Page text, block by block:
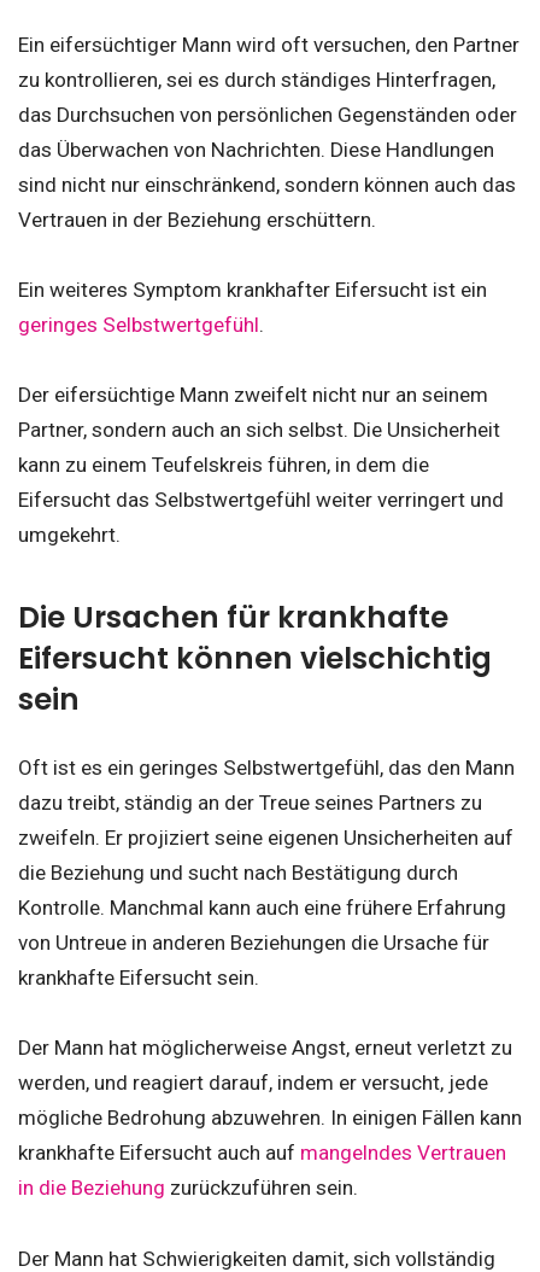
Ein eifersüchtiger Mann wird oft versuchen, den Partner
zu kontrollieren, sei es durch ständiges Hinterfragen,
das Durchsuchen von persönlichen Gegenständen oder
das Überwachen von Nachrichten. Diese Handlungen
sind nicht nur einschränkend, sondern können auch das
Vertrauen in der Beziehung erschüttern.
Ein weiteres Symptom krankhafter Eifersucht ist ein
geringes Selbstwertgefühl.
Der eifersüchtige Mann zweifelt nicht nur an seinem
Partner, sondern auch an sich selbst. Die Unsicherheit
kann zu einem Teufelskreis führen, in dem die
Eifersucht das Selbstwertgefühl weiter verringert und
umgekehrt.
Die Ursachen für krankhafte
Eifersucht können vielschichtig
sein
Oft ist es ein geringes Selbstwertgefühl, das den Mann
dazu treibt, ständig an der Treue seines Partners zu
zweifeln. Er projiziert seine eigenen Unsicherheiten auf
die Beziehung und sucht nach Bestätigung durch
Kontrolle. Manchmal kann auch eine frühere Erfahrung
von Untreue in anderen Beziehungen die Ursache für
krankhafte Eifersucht sein.
Der Mann hat möglicherweise Angst, erneut verletzt zu
werden, und reagiert darauf, indem er versucht, jede
mögliche Bedrohung abzuwehren. In einigen Fällen kann
krankhafte Eifersucht auch auf mangelndes Vertrauen
in die Beziehung zurückzuführen sein.
Der Mann hat Schwierigkeiten damit, sich vollständig